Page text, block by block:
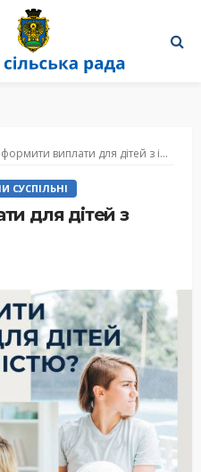
виплати для дітей з інвалідністю?
СУСПІЛЬНІ
для дітей з